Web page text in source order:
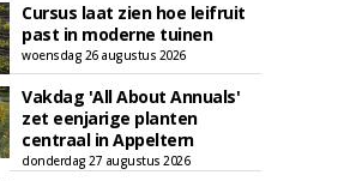
Cursus laat zien hoe leifruit
past in moderne tuinen
woensdag 26 augustus 2026
Vakdag 'All About Annuals'
zet eenjarige planten
centraal in Appeltern
donderdag 27 augustus 2026